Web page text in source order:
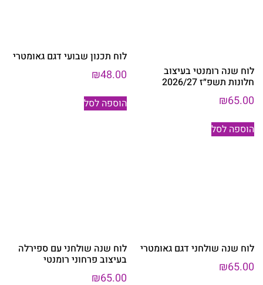
לוח שנה רומנטי בעיצוב
חלונות תשפ״ז 2026/27
₪65.00
הוספה לסל
לוח תכנון שבועי דגם גאומטרי
₪48.00
הוספה לסל
לוח שנה שולחני דגם גאומטרי
₪65.00
לוח שנה שולחני עם ספירלה
בעיצוב פרחוני רומנטי
₪65.00